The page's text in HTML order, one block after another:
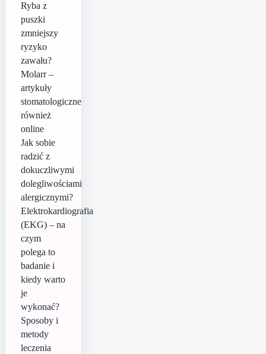
Ryba z
puszki
zmniejszy
ryzyko
zawału?
Molarr –
artykuły
stomatologiczne
również
online
Jak sobie
radzić z
dokuczliwymi
dolegliwościami
alergicznymi?
Elektrokardiografia
(EKG) – na
czym
polega to
badanie i
kiedy warto
je
wykonać?
Sposoby i
metody
leczenia